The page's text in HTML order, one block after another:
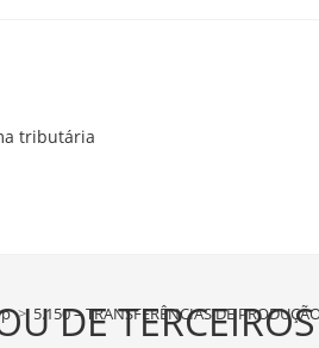
tributária
DE TERCEIROS
> 5.150 – TRANSFERÊNCIAS DE